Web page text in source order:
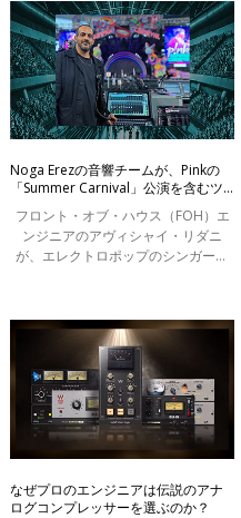
ゴ（Kar
Noga Erezの音響チームが、Pinkの
「Summer Carnival」公演を含むツ
アー用に、Waves eMotion LV1
Classicコンソールを選択
フロント・オブ・ハウス（FOH）エ
ンジニアのアヴィシャイ・リダニ
が、エレクトロポップのシンガーソ
コンサート（オクラホマ州タルサお
よびバージ
なぜプロのエンジニアは伝説のアナ
ログコンプレッサーを選ぶのか？